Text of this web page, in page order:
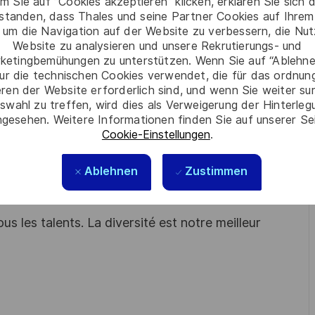
dass Thales und seine Partner Cookies auf
um die Navigation auf der Website zu verbessern, die
Website zu analysieren und unsere Rekrutierungs- und
zu unterstützen. Wenn Sie auf
die technischen Cookies verwendet, die für das
der Website erforderlich sind, und wenn Sie weiter
zu treffen, wird dies als Verweigerung der
Weitere Informationen finden Sie auf unserer
Cookie-Einstellungen.
Ablehnen Zustimmen
continue de l'ilot.
ou d'anomalies.
?
vous reconnait ?
les talents. La diversité est notre meilleur